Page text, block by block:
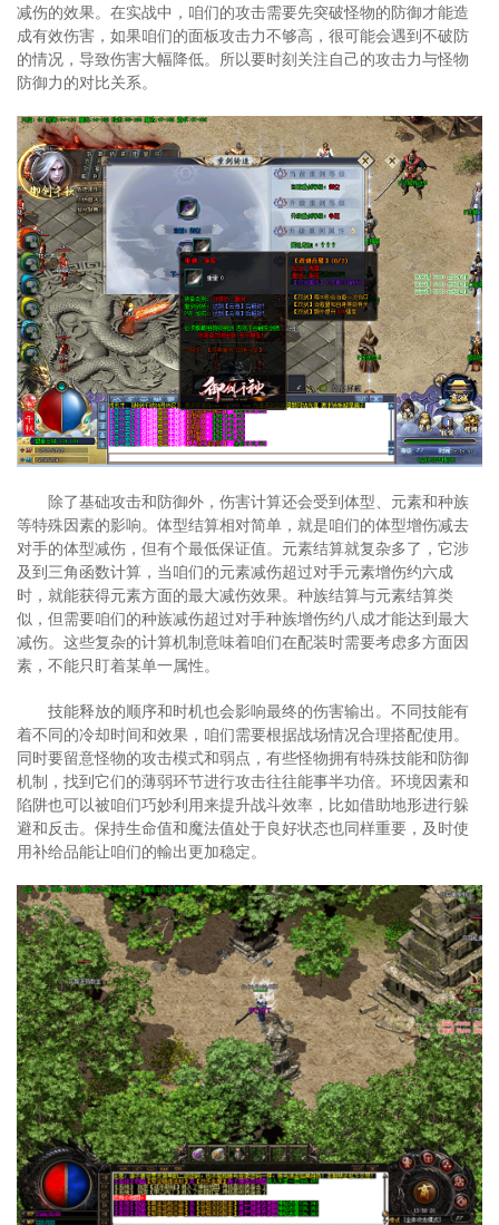
减伤的效果。在实战中，咱们的攻击需要先突破怪物的防御才能造
成有效伤害，如果咱们的面板攻击力不够高，很可能会遇到不破防
的情况，导致伤害大幅降低。所以要时刻关注自己的攻击力与怪物
防御力的对比关系。
除了基础攻击和防御外，伤害计算还会受到体型、元素和种族
等特殊因素的影响。体型结算相对简单，就是咱们的体型增伤减去
对手的体型减伤，但有个最低保证值。元素结算就复杂多了，它涉
及到三角函数计算，当咱们的元素减伤超过对手元素增伤约六成
时，就能获得元素方面的最大减伤效果。种族结算与元素结算类
似，但需要咱们的种族减伤超过对手种族增伤约八成才能达到最大
减伤。这些复杂的计算机制意味着咱们在配装时需要考虑多方面因
素，不能只盯着某单一属性。
技能释放的顺序和时机也会影响最终的伤害输出。不同技能有
着不同的冷却时间和效果，咱们需要根据战场情况合理搭配使用。
同时要留意怪物的攻击模式和弱点，有些怪物拥有特殊技能和防御
机制，找到它们的薄弱环节进行攻击往往能事半功倍。环境因素和
陷阱也可以被咱们巧妙利用来提升战斗效率，比如借助地形进行躲
避和反击。保持生命值和魔法值处于良好状态也同样重要，及时使
用补给品能让咱们的輸出更加稳定。